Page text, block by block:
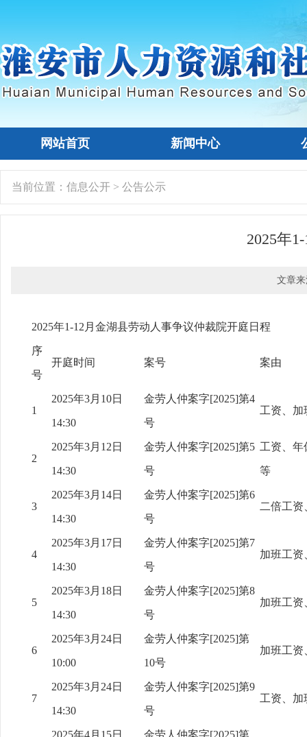
网站首页 新闻中心
当前位置： 信息公开 > 公告公示
2025年
文章
2025年1-12月金湖县劳动人事争议仲裁院开庭日程
序
号
开庭时间 案号 案由
1
2025年3月10日
14:30
金劳人仲案字[2025]第4
号
工资、加
2
2025年3月12日
14:30
金劳人仲案字[2025]第5
号
工资、年
等
3
2025年3月14日
14:30
金劳人仲案字[2025]第6
号
二倍工
4
2025年3月17日
14:30
金劳人仲案字[2025]第7
号
加班工资
5
2025年3月18日
14:30
金劳人仲案字[2025]第8
号
加班工资
6
2025年3月24日
10:00
金劳人仲案字[2025]第
10号
加班工资
7
2025年3月24日
14:30
金劳人仲案字[2025]第9
号
工资、加
2025年4月15日 金劳人仲案字[2025]第